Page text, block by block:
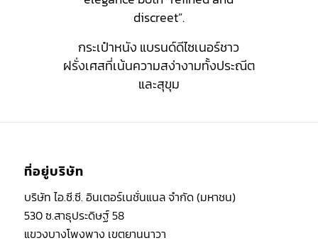
discreet”.
กระเป๋าหนัง แบรนด์ดีไซเนอร์ชาว
ฝรั่งเศสที่เน้นความสง่างามทั้งประณีต
และสุขุม
ที่อยู่บริษัท
บริษัท ไอ.ซี.ซี. อินเตอร์เนชั่นแนล จำกัด (มหาชน)
530 ซ.สาธุประดิษฐ์ 58
แขวงบางโพงพาง เขตยานนาวา